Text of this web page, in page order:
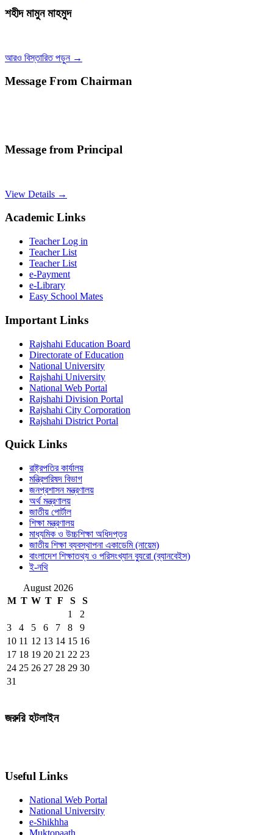
শহীদ মামুন মাহমুদ
আরও বিস্তারিত পড়ুন →
Message From Chairman
Message from Principal
View Details →
Academic Links
Teacher Log in
Teacher List
Teacher List
e-Payment
e-Library
Easy School Mates
Important Links
Rajshahi Education Board
Directorate of Education
National University
Rajshahi University
National Web Portal
Rajshahi Division Portal
Rajshahi City Corporation
Rajshahi District Portal
Quick Links
রাষ্ট্রপতির কার্যালয়
মন্ত্রিপরিষদ বিভাগ
জনপ্রশাসন মন্ত্রণালয়
অর্থ মন্ত্রণালয়
জাতীয় পোর্টাল
শিক্ষা মন্ত্রণালয়
মাধ্যমিক ও উচ্চশিক্ষা অধিদপ্তর
জাতীয় শিক্ষা ব্যবস্থাপনা একাডেমি (নায়েম)
বাংলাদেশ শিক্ষাতথ্য ও পরিসংখ্যান ব্যুরো (ব্যানবেইস)
ই-নথি
August 2026
M T W T F S
S
1
2
3
4 5 6 7 8
9
10 11 12 13 14 15 16
17 18 19 20 21 22 23
24 25 26 27 28 29 30
31
জরুরি হটলাইন
Useful Links
National Web Portal
National University
e-Shikhha
Muktopaath